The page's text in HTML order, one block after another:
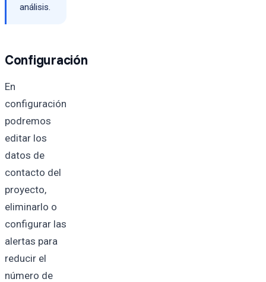
análisis.
Configuración
En
configuración
podremos
editar los
datos de
contacto del
proyecto,
eliminarlo o
configurar las
alertas para
reducir el
número de